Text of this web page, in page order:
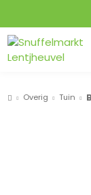
Overig Tuin